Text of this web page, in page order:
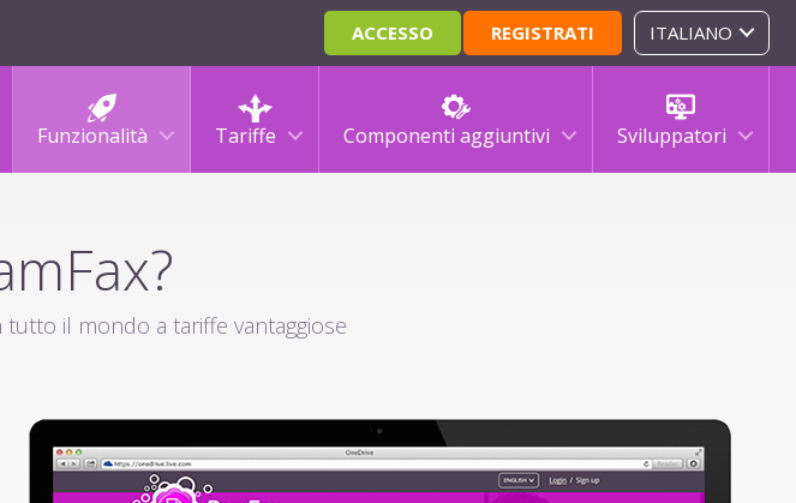
ACCESSO REGISTRATI ITALIANO
Funzionalità Tariffe Componenti aggiuntivi Sviluppatori
il mondo a tariffe vantaggiose